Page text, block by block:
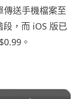
送手機檔案至
，而 iOS 版已
。